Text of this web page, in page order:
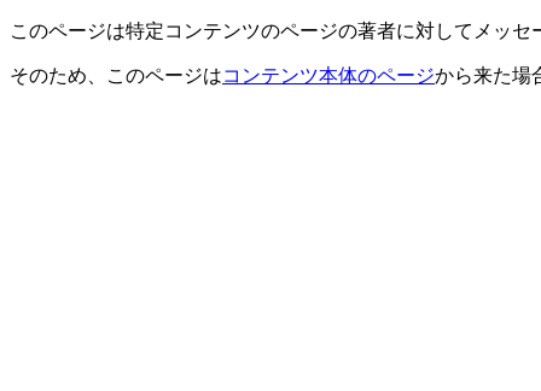
このページは特定コンテンツのページの著者に対してメッ
そのため、このページはコンテンツ本体のページから来た場